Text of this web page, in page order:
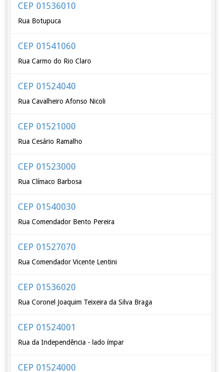
CEP 01536010
Rua Botupuca
CEP 01541060
Rua Carmo do Rio Claro
CEP 01524040
Rua Cavalheiro Afonso Nicoli
CEP 01521000
Rua Cesário Ramalho
CEP 01523000
Rua Clímaco Barbosa
CEP 01540030
Rua Comendador Bento Pereira
CEP 01527070
Rua Comendador Vicente Lentini
CEP 01536020
Rua Coronel Joaquim Teixeira da Silva Braga
CEP 01524001
Rua da Independência - lado ímpar
CEP 01524000